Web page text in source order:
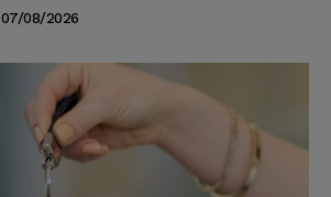
07/08/2026